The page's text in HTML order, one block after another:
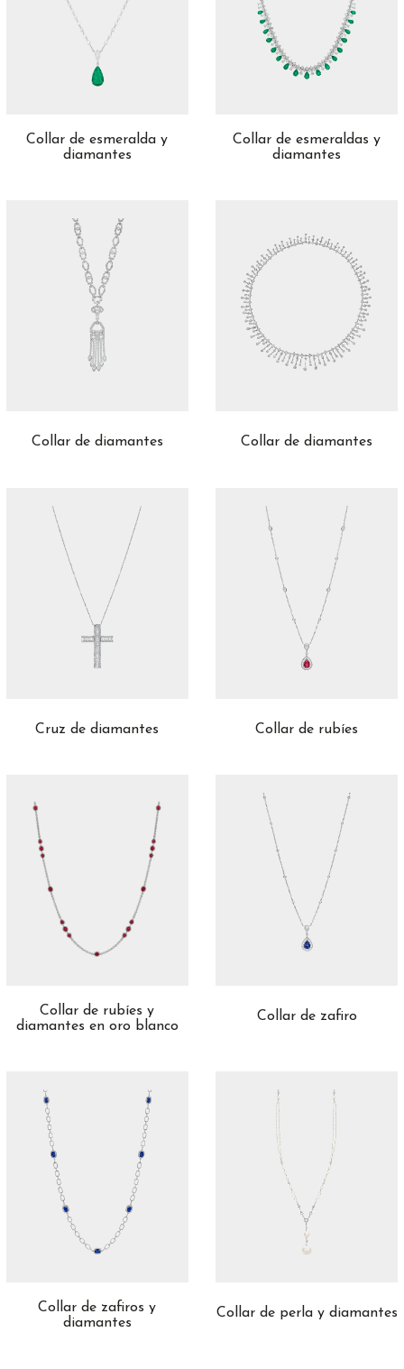
Collar de esmeralda y
diamantes
Collar de esmeraldas y
diamantes
Collar de diamantes Collar de diamantes
Cruz de diamantes Collar de rubíes
Collar de rubíes y
diamantes en oro blanco
Collar de zafiro
Collar de zafiros y
diamantes
Collar de perla y diamantes